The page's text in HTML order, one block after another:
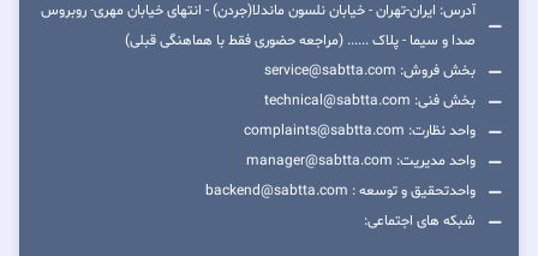
آدرس: ایران-تهران - خیابان نلسون ماندلا(جردن) - انتهای خیابان مهری- روبروس
صدا و سیما - پلاک ...... (مراجعه حضوری فقط با هماهنگی قبلی)
بخش فروش: service@sabtta.com
بخش فنی: technical@sabtta.com
واحد نظارت: complaints@sabtta.com
واحد مدیریت: manager@sabtta.com
واحدتحقیق و توسعه : backend@sabtta.com
شبکه های اجتماعی: